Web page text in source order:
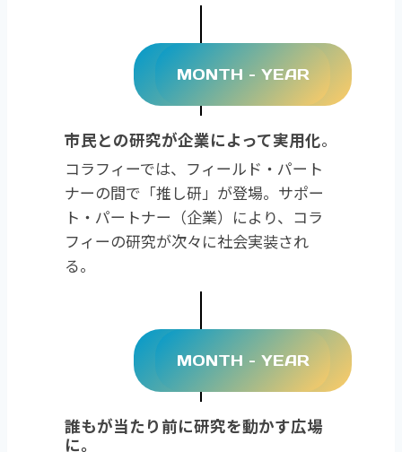
MONTH – YEAR
市民との研究が企業によって実用化。
コラフィーでは、フィールド・パート
ナーの間で「推し研」が登場。サポー
ト・パートナー（企業）により、コラ
フィーの研究が次々に社会実装され
る。
MONTH – YEAR
誰もが当たり前に研究を動かす広場
に。